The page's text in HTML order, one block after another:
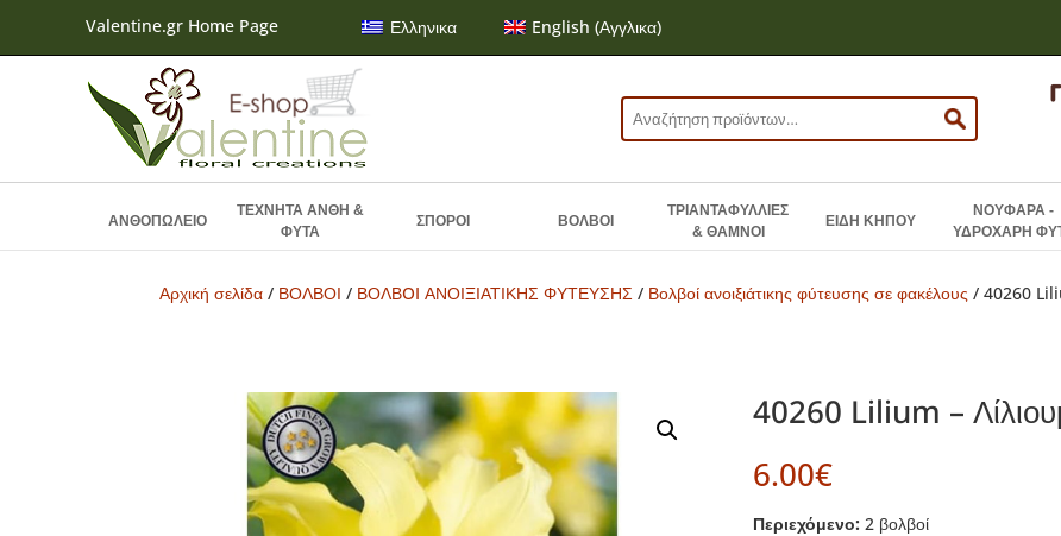
Valentine.gr Home Page Ελληνικα English (Αγγλικα)
Αναζήτηση
για:
ΑΝΘΟΠΩΛΕΙΟ
ΤΕΧΝΗΤΑ ΑΝΘΗ &
ΦΥΤΑ
ΣΠΟΡΟΙ ΒΟΛΒΟΙ
ΤΡΙΑΝΤΑΦΥΛΛΙΕΣ
& ΘΑΜΝΟΙ
ΕΙΔΗ ΚΗΠΟΥ
ΝΟΥΦΑΡΑ -
ΥΔΡΟΧΑΡΗ
Αρχική σελίδα / ΒΟΛΒΟΙ / ΒΟΛΒOI ΑΝΟΙΞΙΑΤΙΚΗΣ ΦΥΤΕΥΣΗΣ / Βολβοί ανοιξιάτικης φύτευσης σε φακέλους / 40260
40260 Lilium –
6.00€
Περιεχόμενο: 2 βολβοί